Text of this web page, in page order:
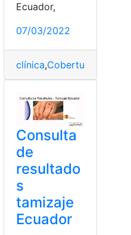
Ecuador,
07/03/2022
clínica,Cobertura de Salud
Consulta
de
resultado
s
tamizaje
Ecuador